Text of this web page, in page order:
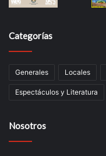
Categorías
Generales Locales
Espectáculos y Literatura
Nosotros